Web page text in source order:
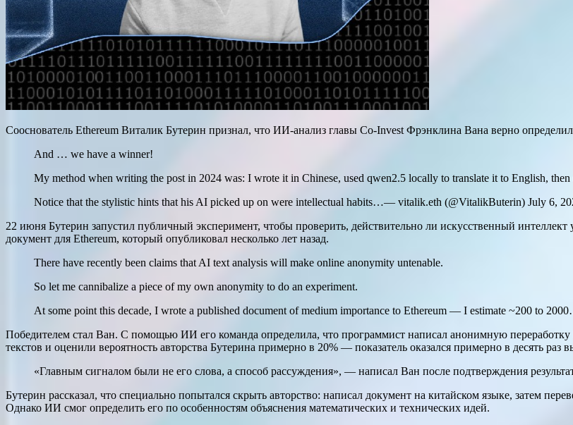
Сооснователь Ethereum Виталик Бутерин признал, что ИИ-анализ главы Co-Invest Фрэнклина Вана верно
And … we have a winner!
My method when writing the post in 2024 was: I wrote it in Chinese, used qwen2.5 locally to translate it to English,
Notice that the stylistic hints that his AI picked up on were intellectual habits…— vitalik.eth (@VitalikButerin) July 6,
22 июня Бутерин запустил публичный эксперимент, чтобы проверить, действительно ли искусственный
документ для Ethereum, который опубликовал несколько лет назад.
There have recently been claims that AI text analysis will make online anonymity untenable.
So let me cannibalize a piece of my own anonymity to do an experiment.
At some point this decade, I wrote a published document of medium importance to Ethereum — I estimate ~200 to
Победителем стал Ван. С помощью ИИ его команда определила, что программист написал анонимную переработку
текстов и оценили вероятность авторства Бутерина примерно в 20% — показатель оказался примерно в десять
«Главным сигналом были не его слова, а способ рассуждения», — написал Ван после подтверждения
Бутерин рассказал, что специально попытался скрыть авторство: написал документ на китайском языке, затем
Однако ИИ смог определить его по особенностям объяснения математических и технических идей.